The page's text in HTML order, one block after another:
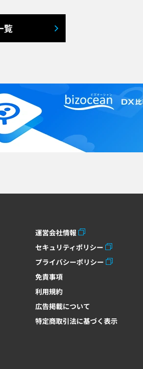
覧
運営会社情報
セキュリティポリシー
プライバシーポリシー
免責事項
利用規約
広告掲載について
特定商取引法に基づく表示